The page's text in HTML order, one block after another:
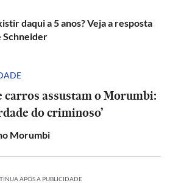
daqui a 5 anos? Veja a resposta
carros assustam o Morumbi:
do criminoso’
Morumbi
APÓS A PUBLICIDADE